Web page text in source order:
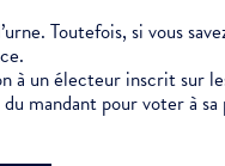
Toutefois, si vous
à un électeur inscrit sur
mandant pour voter à sa